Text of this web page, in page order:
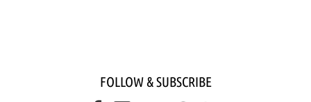
FOLLOW & SUBSCRIBE